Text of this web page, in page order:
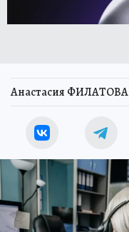
Анастасия ФИЛАТОВА